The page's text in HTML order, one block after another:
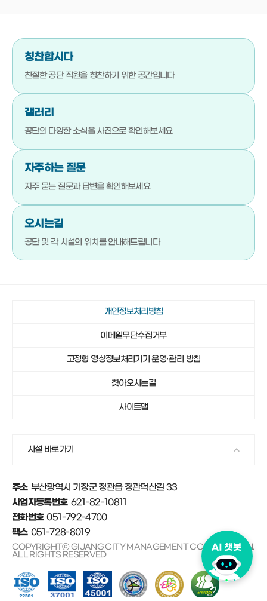
버스(택시)승강장
기장군청소년수련관
051-792-4710
기장문화예절학교
051-792-4720
청소년상담복지센터
기장청소년센터
다행복한종합사회복지관
051-792-4990
일광야구체험관 및 실내야구연습장
051-792-4942
기장종합사회복지관
051-792-4910
051-792-4750
안데르센마을 및 동화마을
051-792-4671
칭찬합시다
친절한 공단 직원을칭찬하기 위한 공간입니다
갤러리
공단의 다양한 소식을사진으로 확인해보세요
자주하는 질문
자주 묻는 질문과 답변을확인해보세요
오시는길
공단 및 각 시설의 위치를안내해드립니다
개인정보처리방침
이메일무단수집거부
고정형 영상정보처리기기 운영·관리 방침
찾아오시는길
사이트맵
시설 바로가기
주소 부산광역시 기장군 정관읍 정관덕산길 33
사업자등록번호 621-82-10811
전화번호 051-792-4700
팩스 051-728-8019
COPYRIGHTⓒ GIJANG CITY MANAGEMENT CORPORATION.
ALL RIGHTS RESERVED